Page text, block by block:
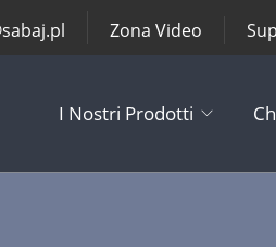
Zona Video
I Nostri Prodotti